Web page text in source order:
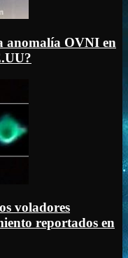
anomalía OVNI en
voladores
reportados en